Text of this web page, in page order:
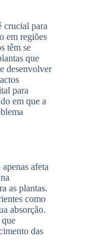
crucial para
em regiões
têm se
que
desenvolver
para
em que a
afeta
as plantas.
como
absorção.
das